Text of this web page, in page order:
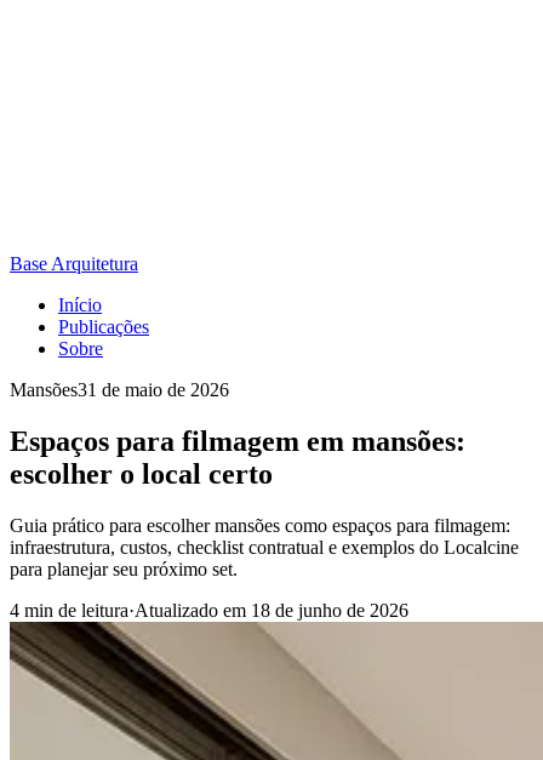
Base Arquitetura
Início
Publicações
Sobre
Mansões31 de maio de 2026
Espaços para filmagem em mansões:
escolher o local certo
Guia prático para escolher mansões como espaços para filmagem:
infraestrutura, custos, checklist contratual e exemplos do Localcine
para planejar seu próximo set.
4 min de leitura·Atualizado em 18 de junho de 2026